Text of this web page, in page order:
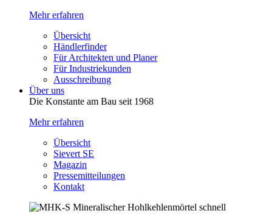
Mehr erfahren
Übersicht
Händlerfinder
Für Architekten und Planer
Für Industriekunden
Ausschreibung
Über uns
Die Konstante am Bau seit 1968
Mehr erfahren
Übersicht
Sievert SE
Magazin
Pressemitteilungen
Kontakt